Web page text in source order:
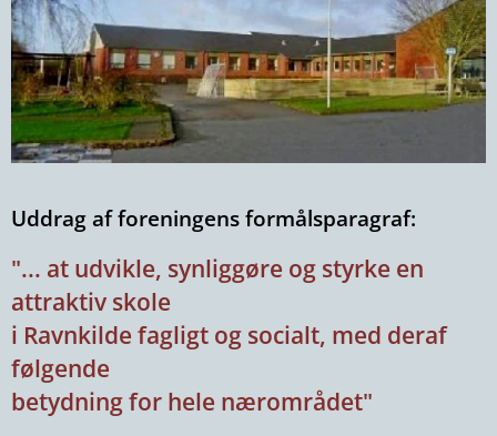
Uddrag af foreningens formålsparagraf:
"... at udvikle, synliggøre og styrke en
attraktiv skole
i Ravnkilde fagligt og socialt, med deraf
følgende
betydning for hele nærområdet"